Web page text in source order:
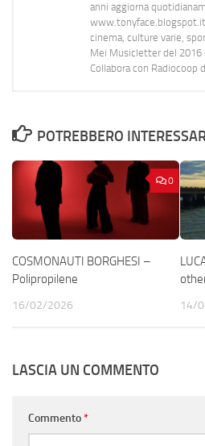
anni aggiorna
www.tonyface.blogspot.it
cinema, culture varie,
Mei Musicletter del 2016
Collabora con Radiocoop
POTREBBERO
0
COSMONAUTI BORGHESI –
Polipropilene
16/02/2026 14/
LASCIA UN COMMENTO
Commento*